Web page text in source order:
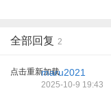
全部回复 2
点击重新加载maru2021
2025-10-9 19:43